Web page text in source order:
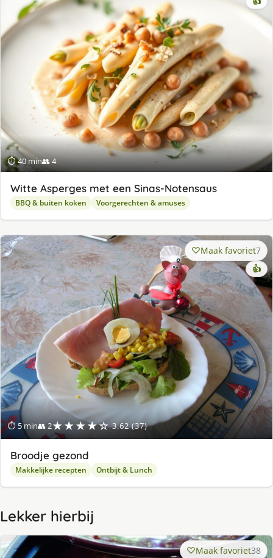
⏱ 40 min👥 4
Witte Asperges met een Sinas-Notensaus
BBQ & buiten koken Voorgerechten & amuses
⏱ 5 min👥 2★★★★☆ 3.62 (37)
Maak favoriet7
👍
Broodje gezond
Makkelijke recepten Ontbijt & Lunch
Lekker hierbij
Maak favoriet38